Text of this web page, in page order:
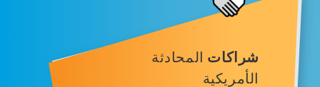
شراكات المحادثة
الأمريكية